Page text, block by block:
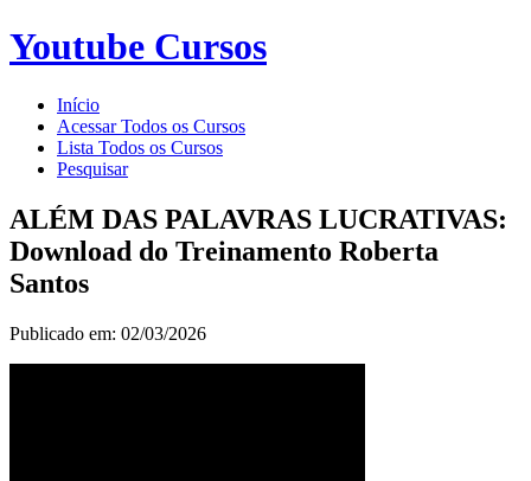
Youtube Cursos
Início
Acessar Todos os Cursos
Lista Todos os Cursos
Pesquisar
ALÉM DAS PALAVRAS LUCRATIVAS:
Download do Treinamento Roberta
Santos
Publicado em: 02/03/2026